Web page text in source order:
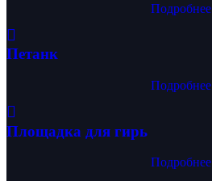
Подробнее
Петанк
Подробнее
Площадка для гирь
Подробнее